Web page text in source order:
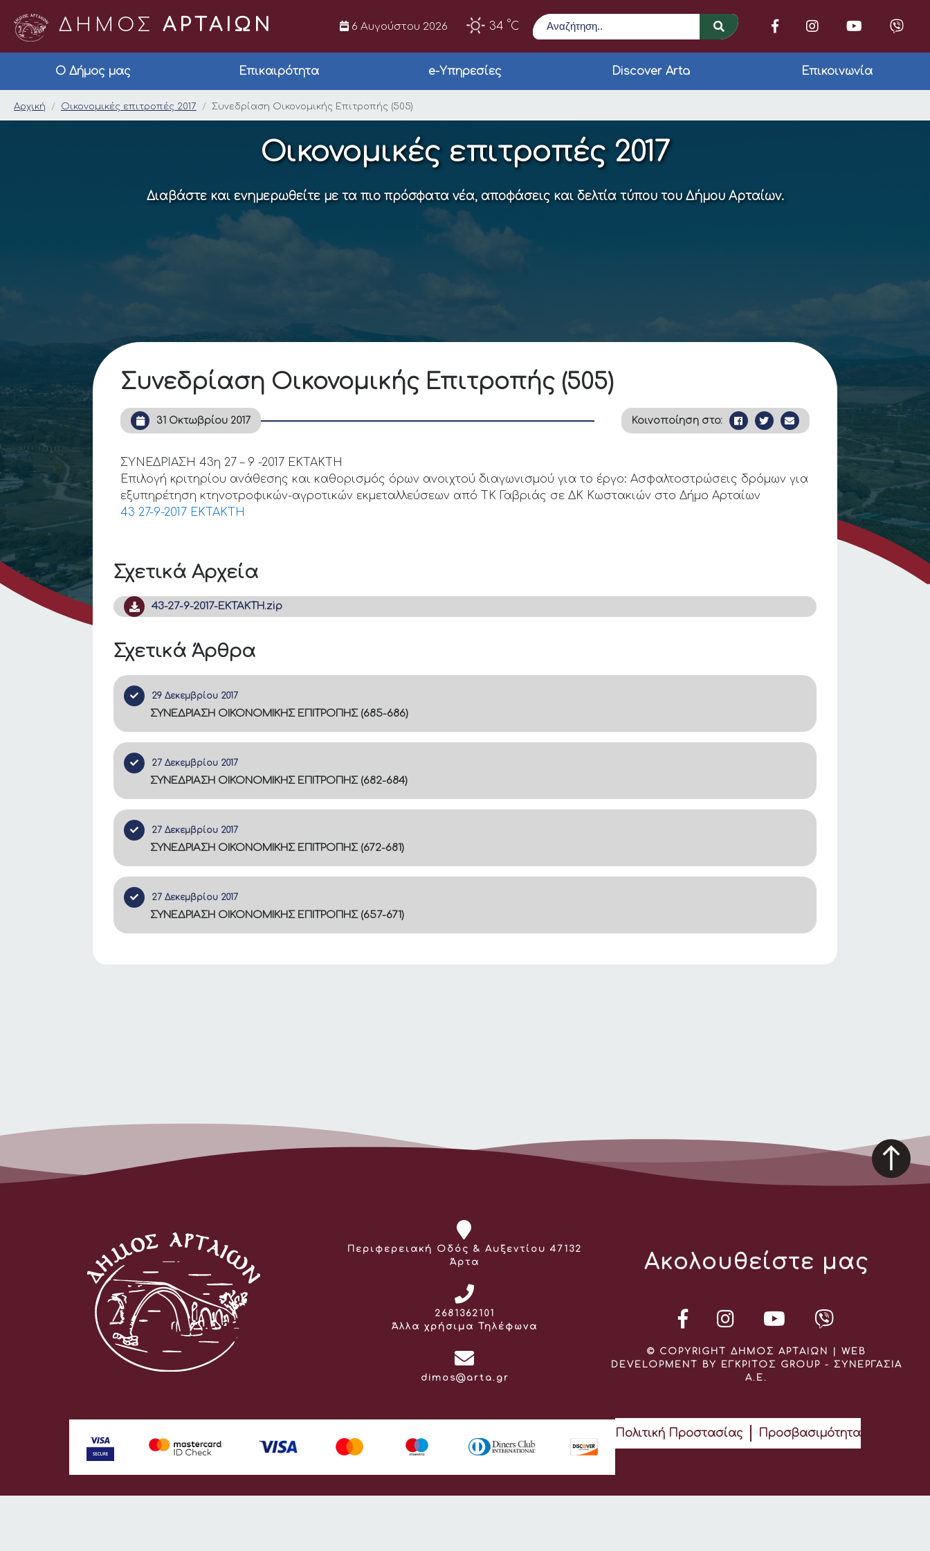
ΔΗΜΟΣ ΑΡΤΑΙΩΝ 6 Αυγούστου 2026 34 °C
Αναζήτηση
Ο Δήμος μας Επικαιρότητα e-Υπηρεσίες Discover Arta Επικοινωνία
Συνεδρίαση Οικονομικής Επιτροπής (505)
Αρχική Οικονομικές επιτροπές 2017 Συνεδρίαση Οικονομικής Επιτροπής (505)
Οικονομικές επιτροπές 2017
Διαβάστε και ενημερωθείτε με τα πιο πρόσφατα νέα, αποφάσεις και δελτία τύπου του Δήμου Αρταίων.
Σχετικά Αρχεία
43-27-9-2017-ΕΚΤΑΚΤΗ.zip
Σχετικά Άρθρα
29 Δεκεμβρίου 2017
ΣΥΝΕΔΡΙΑΣΗ ΟΙΚΟΝΟΜΙΚΗΣ ΕΠΙΤΡΟΠΗΣ (685-686)
27 Δεκεμβρίου 2017
ΣΥΝΕΔΡΙΑΣΗ ΟΙΚΟΝΟΜΙΚΗΣ ΕΠΙΤΡΟΠΗΣ (682-684)
27 Δεκεμβρίου 2017
ΣΥΝΕΔΡΙΑΣΗ ΟΙΚΟΝΟΜΙΚΗΣ ΕΠΙΤΡΟΠΗΣ (672-681)
27 Δεκεμβρίου 2017
ΣΥΝΕΔΡΙΑΣΗ ΟΙΚΟΝΟΜΙΚΗΣ ΕΠΙΤΡΟΠΗΣ (657-671)
Συνεδρίαση Οικονομικής Επιτροπής (505)
31 Οκτωβρίου 2017 Κοινοποίηση στο:
ΣΥΝΕΔΡΙΑΣΗ 43η 27 – 9 -2017 ΕΚΤΑΚΤΗ
Επιλογή κριτηρίου ανάθεσης και καθορισμός όρων ανοιχτού διαγωνισμού για το έργο: Ασφαλτοστρώσεις δρόμων για
εξυπηρέτηση κτηνοτροφικών-αγροτικών εκμεταλλεύσεων από ΤΚ Γαβριάς σε ΔΚ Κωστακιών στο Δήμο Αρταίων
43 27-9-2017 ΕΚΤΑΚΤΗ
Διεύθυνση:
Περιφερειακή Οδός & Αυξεντίου 47132
Άρτα
Τηλέφωνο:
2681362101
Άλλα χρήσιμα Τηλέφωνα
Email:
dimos@arta.gr
Ακολουθείστε μας
© COPYRIGHT ΔΗΜΟΣ ΑΡΤΑΙΩΝ | WEB
DEVELOPMENT BY ΕΓΚΡΙΤΟΣ GROUP - ΣΥΝΕΡΓΑΣΙΑ
Α.Ε.
Πολιτική Προστασίας Προσβασιμότητα